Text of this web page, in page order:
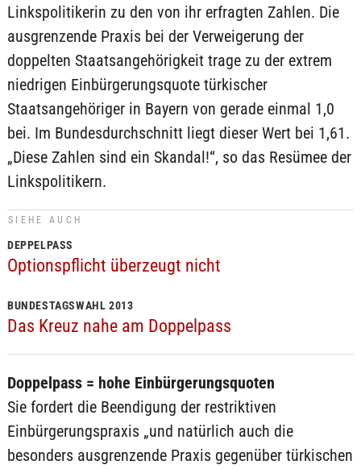
Linkspolitikerin zu den von ihr erfragten Zahlen. Die
ausgrenzende Praxis bei der Verweigerung der
doppelten Staatsangehörigkeit trage zu der extrem
niedrigen Einbürgerungsquote türkischer
Staatsangehöriger in Bayern von gerade einmal 1,0
bei. Im Bundesdurchschnitt liegt dieser Wert bei 1,61.
„Diese Zahlen sind ein Skandal!“, so das Resümee der
Linkspolitikern.
SIEHE AUCH
DEPPELPASS
Optionspflicht überzeugt nicht
BUNDESTAGSWAHL 2013
Das Kreuz nahe am Doppelpass
Doppelpass = hohe Einbürgerungsquoten
Sie fordert die Beendigung der restriktiven
Einbürgerungspraxis „und natürlich auch die
besonders ausgrenzende Praxis gegenüber türkischen